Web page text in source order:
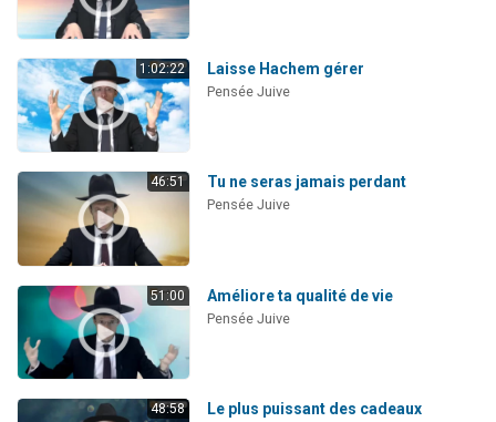
1:02:22 Laisse Hachem gérer
Pensée Juive
46:51 Tu ne seras jamais perdant
Pensée Juive
51:00 Améliore ta qualité de vie
Pensée Juive
48:58 Le plus puissant des cadeaux